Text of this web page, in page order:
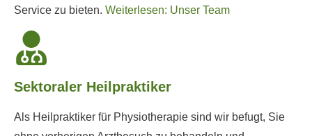
Service zu bieten. Weiterlesen: Unser Team
Sektoraler Heilpraktiker
Als Heilpraktiker für Physiotherapie sind wir befugt, Sie